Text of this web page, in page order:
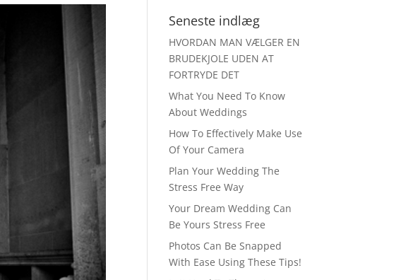
Seneste indlæg
HVORDAN MAN VÆLGER EN
BRUDEKJOLE UDEN AT
FORTRYDE DET
What You Need To Know
About Weddings
How To Effectively Make Use
Of Your Camera
Plan Your Wedding The
Stress Free Way
Your Dream Wedding Can
Be Yours Stress Free
Photos Can Be Snapped
With Ease Using These Tips!